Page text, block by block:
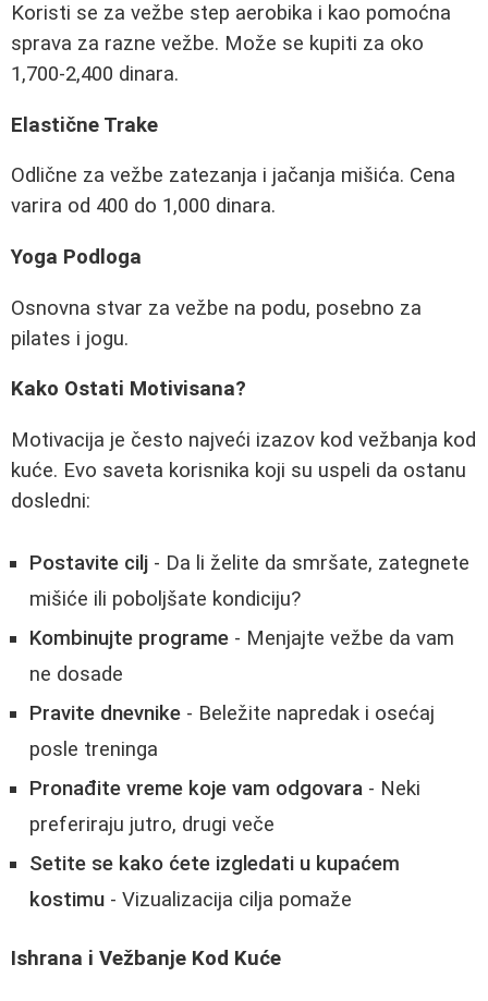
Koristi se za vežbe step aerobika i kao pomoćna
sprava za razne vežbe. Može se kupiti za oko
1,700-2,400 dinara.
Elastične Trake
Odlične za vežbe zatezanja i jačanja mišića. Cena
varira od 400 do 1,000 dinara.
Yoga Podloga
Osnovna stvar za vežbe na podu, posebno za
pilates i jogu.
Kako Ostati Motivisana?
Motivacija je često najveći izazov kod vežbanja kod
kuće. Evo saveta korisnika koji su uspeli da ostanu
dosledni:
Postavite cilj - Da li želite da smršate, zategnete
mišiće ili poboljšate kondiciju?
Kombinujte programe - Menjajte vežbe da vam
ne dosade
Pravite dnevnike - Beležite napredak i osećaj
posle treninga
Pronađite vreme koje vam odgovara - Neki
preferiraju jutro, drugi veče
Setite se kako ćete izgledati u kupaćem
kostimu - Vizualizacija cilja pomaže
Ishrana i Vežbanje Kod Kuće